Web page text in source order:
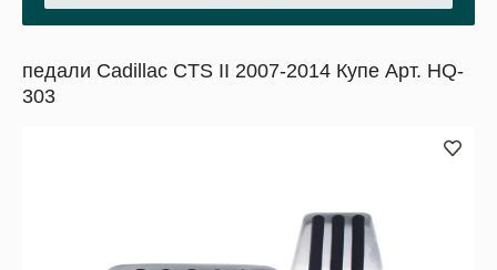
педали Cadillac CTS II 2007-2014 Купе Арт. HQ-
303